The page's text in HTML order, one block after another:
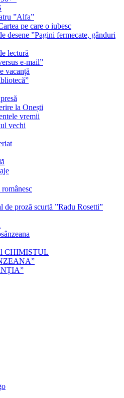
”Alfa”
pe care o iubesc
desene ”Pagini fermecate, gânduri
lectură
e-mail”
vacanță
la Onești
vremii
vechi
de proză scurtă ”Radu Rosetti”
CHIMISTUL